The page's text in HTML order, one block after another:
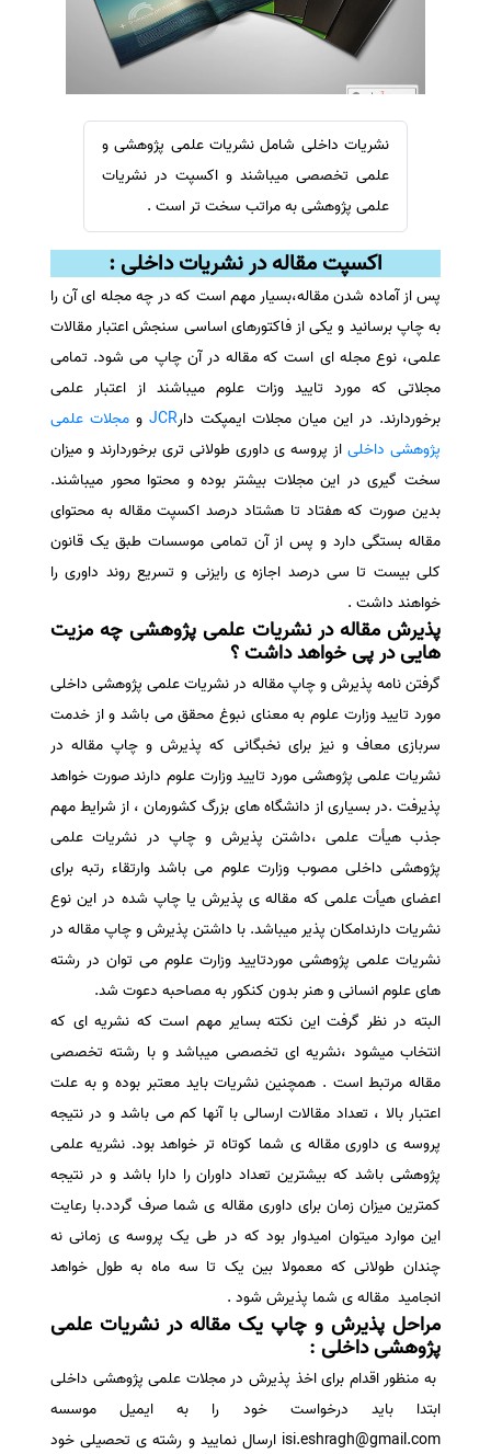
ترجمه عربی به فارسی
مشاهده همه زبان ها
سفارش ویرایش
سفارش پارافریز
سفارش فرمت‌بندی
سفارش کاهش کمیت
سفارش معرفی مجله
سفارش معرفی مقاله
سفارش معرفی کتاب
سفارش چکیده مبسوط
سفارش ترجمه مولتی‌مدیا
سفارش گویندگی
سفارش تولید محتوا
سفارش ترجمه همزمان
سفارش چکیده گرافیکی
سفارش تهیه کاورلتر
سفارش انگیزه‌نامه‌SOP
نشریات داخلی شامل نشریات علمی پژوهشی و
علمی تخصصی میباشند و اکسپت در نشریات
علمی پژوهشی به مراتب سخت تر است .
اکسپت مقاله در نشریات داخلی :
پس از آماده شدن مقاله،بسیار مهم است که در چه مجله ای آن را
به چاپ برسانید و یکی از فاکتورهای اساسی سنجش اعتبار مقالات
علمی، نوع مجله ای است که مقاله در آن چاپ می شود. تمامی
مجلاتی که مورد تایید وزات علوم میباشند از اعتبار علمی
برخوردارند. در این میان مجلات ایمپکت دارJCR و مجلات علمی
پژوهشی داخلیاز پروسه ی داوری طولانی تری برخوردارند و میزان
سخت گیری در این مجلات بیشتر بوده و محتوا محور میباشند.
بدین صورت که هفتاد تا هشتاد درصد اکسپت مقاله به محتوای
مقاله بستگی دارد و پس از آن تمامی موسسات طبق یک قانون
کلی بیست تا سی درصد اجازه ی رایزنی و تسریع روند داوری را
خواهند داشت .
پذیرش مقاله در نشریات علمی پژوهشی چه مزیت
هایی در پی خواهد داشت ؟
گرفتن نامه پذیرش و چاپ مقاله در نشریات علمی پژوهشی داخلی
مورد تایید وزارت علوم به معنای نبوغ محقق می باشد و از خدمت
سربازی معاف و نیز برای نخبگانی که پذیرش و چاپ مقاله در
نشریات علمی پژوهشی مورد تایید وزارت علوم دارند صورت خواهد
پذیرفت .در بسیاری از دانشگاه های بزرگ کشورمان ، از شرایط مهم
جذب هیأت علمی ،داشتن پذیرش و چاپ در نشریات علمی
پژوهشی داخلی مصوب وزارت علوم می باشد وارتقاء رتبه برای
اعضای هیأت علمی که مقاله ی پذیرش یا چاپ شده در این نوع
نشریات دارندامکان پذیر میباشد. با داشتن پذیرش و چاپ مقاله در
نشریات علمی پژوهشی موردتایید وزارت علوم می توان در رشته
های علوم انسانی و هنر بدون کنکور به مصاحبه دعوت شد.
البته در نظر گرفت این نکته بسایر مهم است که نشریه ای که
انتخاب میشود ،نشریه ای تخصصی میباشد و با رشته تخصصی
مقاله مرتبط است . همچنین نشریات باید معتبر بوده و به علت
اعتبار بالا ، تعداد مقالات ارسالی با آنها کم می باشد و در نتیجه
پروسه ی داوری مقاله ی شما کوتاه تر خواهد بود. نشریه علمی
پژوهشی باشد که بیشترین تعداد داوران را دارا باشد و در نتیجه
کمترین میزان زمان برای داوری مقاله ی شما صرف گردد.با رعایت
این موارد میتوان امیدوار بود که در طی یک پروسه ی زمانی نه
چندان طولانی که معمولا بین یک تا سه ماه به طول خواهد
انجامید مقاله ی شما پذیرش شود .
مراحل پذیرش و چاپ یک مقاله در نشریات علمی
پژوهشی داخلی :
به منظور اقدام برای اخذ پذیرش در مجلات علمی پژوهشی داخلی
ابتدا باید درخواست خود را به ایمیل موسسه
isi.eshragh@gmail.com ارسال نمایید و رشته ی تحصیلی خود